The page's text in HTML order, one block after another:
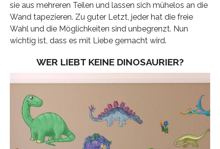
sie aus mehreren Teilen und lassen sich mühelos an die
Wand tapezieren. Zu guter Letzt, jeder hat die freie
Wahl und die Möglichkeiten sind unbegrenzt. Nun
wichtig ist, dass es mit Liebe gemacht wird.
WER LIEBT KEINE DINOSAURIER?